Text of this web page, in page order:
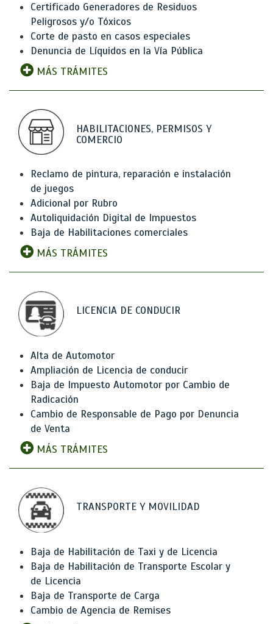
Certificado Generadores de Residuos
Peligrosos y/o Tóxicos
Corte de pasto en casos especiales
Denuncia de Líquidos en la Vía Pública
MÁS TRÁMITES
HABILITACIONES, PERMISOS Y
COMERCIO
Reclamo de pintura, reparación e instalación
de juegos
Adicional por Rubro
Autoliquidación Digital de Impuestos
Baja de Habilitaciones comerciales
MÁS TRÁMITES
LICENCIA DE CONDUCIR
Alta de Automotor
Ampliación de Licencia de conducir
Baja de Impuesto Automotor por Cambio de
Radicación
Cambio de Responsable de Pago por Denuncia
de Venta
MÁS TRÁMITES
TRANSPORTE Y MOVILIDAD
Baja de Habilitación de Taxi y de Licencia
Baja de Habilitación de Transporte Escolar y
de Licencia
Baja de Transporte de Carga
Cambio de Agencia de Remises